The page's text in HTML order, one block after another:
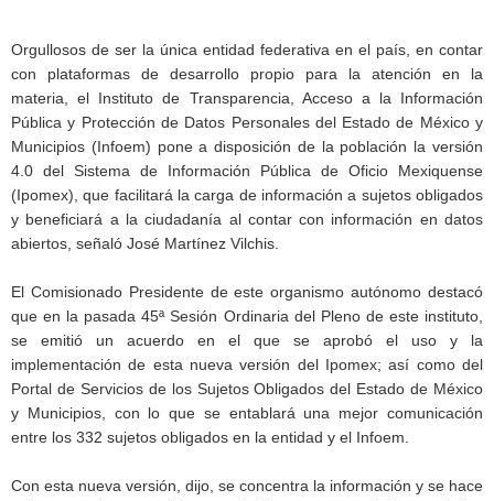
Orgullosos de ser la única entidad federativa en el país, en contar
con plataformas de desarrollo propio para la atención en la
materia, el Instituto de Transparencia, Acceso a la Información
Pública y Protección de Datos Personales del Estado de México y
Municipios (Infoem) pone a disposición de la población la versión
4.0 del Sistema de Información Pública de Oficio Mexiquense
(Ipomex), que facilitará la carga de información a sujetos obligados
y beneficiará a la ciudadanía al contar con información en datos
abiertos, señaló José Martínez Vilchis.
El Comisionado Presidente de este organismo autónomo destacó
que en la pasada 45ª Sesión Ordinaria del Pleno de este instituto,
se emitió un acuerdo en el que se aprobó el uso y la
implementación de esta nueva versión del Ipomex; así como del
Portal de Servicios de los Sujetos Obligados del Estado de México
y Municipios, con lo que se entablará una mejor comunicación
entre los 332 sujetos obligados en la entidad y el Infoem.
Con esta nueva versión, dijo, se concentra la información y se hace